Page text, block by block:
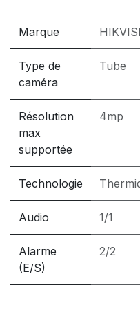
Marque
Type de
caméra
Tube
Résolution
max
supportée
4mp
Technologie
Audio 1/1
Alarme
(E/S)
2/2